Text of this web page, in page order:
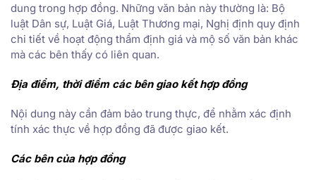
dung trong hợp đồng. Những văn bản này thường là: Bộ
luật Dân sự, Luật Giá, Luật Thương mại, Nghị định quy định
chi tiết về hoạt động thẩm định giá và mộ số văn bản khác
mà các bên thấy có liên quan.
Địa điểm, thời điểm các bên giao kết hợp đồng
Nội dung này cần đảm bảo trung thực, để nhằm xác định
tính xác thực về hợp đồng đã được giao kết.
Các bên của hợp đồng